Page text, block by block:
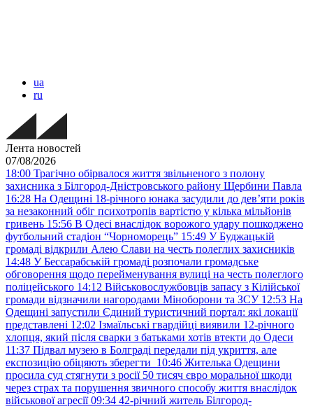
ua
ru
Лента новостей
07/08/2026
18:00 Трагічно обірвалося життя звільненого з полону
захисника з Білгород-Дністровського району Щербини Павла
16:28 На Одещині 18-річного юнака засудили до дев’яти років
за незаконний обіг психотропів вартістю у кілька мільйонів
гривень 15:56 В Одесі внаслідок ворожого удару пошкоджено
футбольний стадіон “Чорноморець” 15:49 У Буджацькій
громаді відкрили Алею Слави на честь полеглих захисників
14:48 У Бессарабській громаді розпочали громадське
обговорення щодо перейменування вулиці на честь полеглого
поліцейського 14:12 Військовослужбовців запасу з Кілійської
громади відзначили нагородами Міноборони та ЗСУ 12:53 На
Одещині запустили Єдиний туристичний портал: які локації
представлені 12:02 Ізмаїльські гвардійці виявили 12-річного
хлопця, який після сварки з батьками хотів втекти до Одеси
11:37 Підвал музею в Болграді передали під укриття, але
експозицію обіцяють зберегти 10:46 Жителька Одещини
просила суд стягнути з росії 50 тисяч євро моральної шкоди
через страх та порушення звичного способу життя внаслідок
військової агресії 09:34 42-річний житель Білгород-